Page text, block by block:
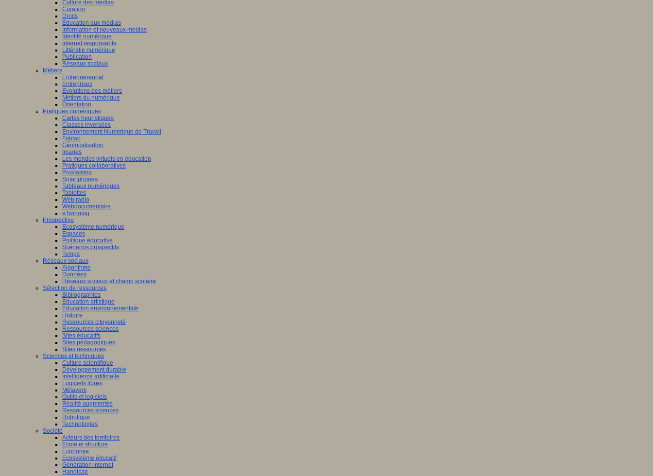
Culture des médias
Curation
Droits
Education aux médias
Information et nouveaux médias
Identité numérique
Internet responsable
Littératie numérique
Publication
Réseaux sociaux
Métiers
Entrepreneuriat
Entreprises
Evolutions des métiers
Métiers du numérique
Orientation
Pratiques numériques
Cartes heuristiques
Classes inversées
Environnement Numérique de Travail
Fablab
Géolocalisation
Images
Les mondes virtuels en éducation
Pratiques collaboratives
Podcasting
Smartphones
Tableaux numériques
Tablettes
Web radio
Webdocumentaire
eTwinning
Prospective
Ecosystème numérique
Espaces
Politique éducative
Scénarios prospectifs
Temps
Réseaux sociaux
Algorithme
Données
Réseaux sociaux et champ scolaire
Sélection de ressources
Bibliographies
Education artistique
Education environnementale
Histoire
Ressources citoyenneté
Ressources sciences
Sites éducatifs
Sites pédagogiques
Sites ressources
Sciences et techniques
Culture scientifique
Développement durable
Intelligence artificielle
Logiciels libres
Métavers
Outils et logiciels
Réalité augmentée
Ressources sciences
Robotique
Technologies
Société
Acteurs des territoires
Ecole et structure
Economie
Ecosystème éducatif
Génération internet
Handicap